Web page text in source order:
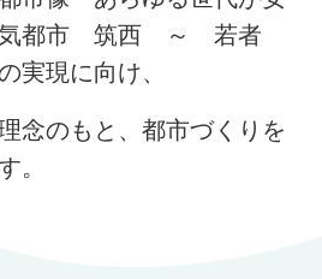
気都市 筑西 ～ 若者
現に向け、
念のもと、都市づくりを
。